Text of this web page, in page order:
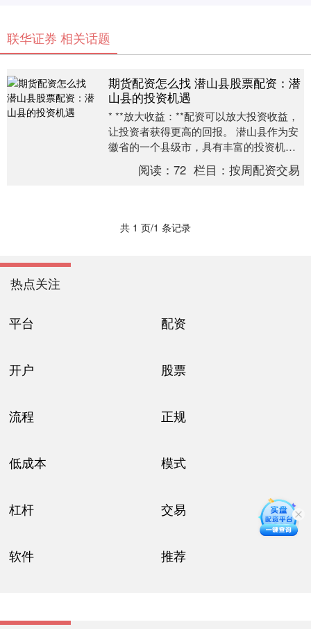
联华证券 相关话题
期货配资怎么找 潜山县股票配资：潜
山县的投资机遇
* **放大收益：**配资可以放大投资收益，
让投资者获得更高的回报。 潜山县作为安
徽省的一个县级市，具有丰富的投资机
遇。以下是一些潜山县的投资机遇： 1. 农
阅读：72 栏目：按周配资交易
共 1 页/1 条记录
热点关注
平台 配资
开户 股票
流程 正规
低成本 模式
杠杆 交易
软件 推荐